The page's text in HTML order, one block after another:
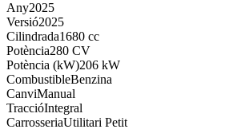
Any2025
Versió2025
Cilindrada1680 cc
Potència280 CV
Potència (kW)206 kW
CombustibleBenzina
CanviManual
TraccióIntegral
CarrosseriaUtilitari Petit